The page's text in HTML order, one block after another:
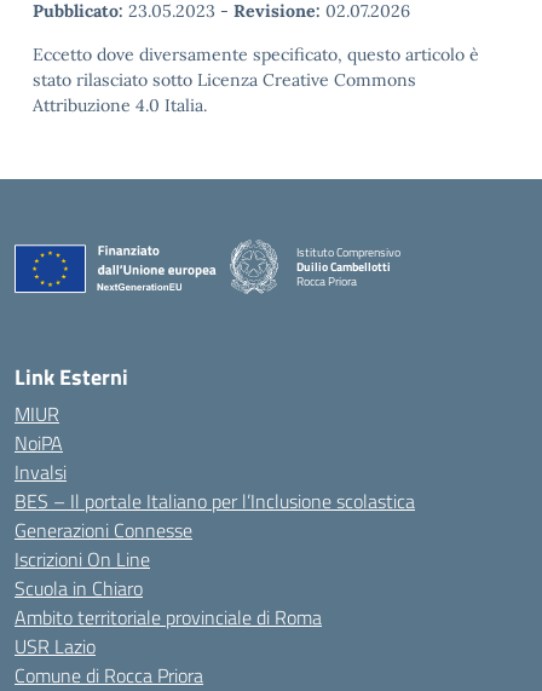
Pubblicato: 23.05.2023 - Revisione: 02.07.2026
Eccetto dove diversamente specificato, questo articolo è
stato rilasciato sotto Licenza Creative Commons
Attribuzione 4.0 Italia.
Istituto Comprensivo
Duilio Cambellotti
Rocca Priora
Link Esterni
MIUR
NoiPA
Invalsi
BES – Il portale Italiano per l’Inclusione scolastica
Generazioni Connesse
Iscrizioni On Line
Scuola in Chiaro
Ambito territoriale provinciale di Roma
USR Lazio
Comune di Rocca Priora